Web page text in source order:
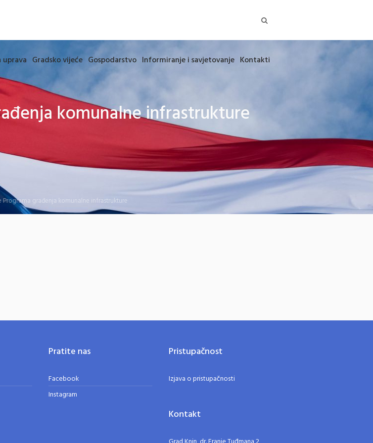
uprava Gradsko vijeće Gospodarstvo Informiranje i savjetovanje Kontakti
komunalne infrastrukture
Programa građenja komunalne infrastrukture
Pratite nas
Facebook
Instagram
Pristupačnost
Izjava o pristupačnosti
Kontakt